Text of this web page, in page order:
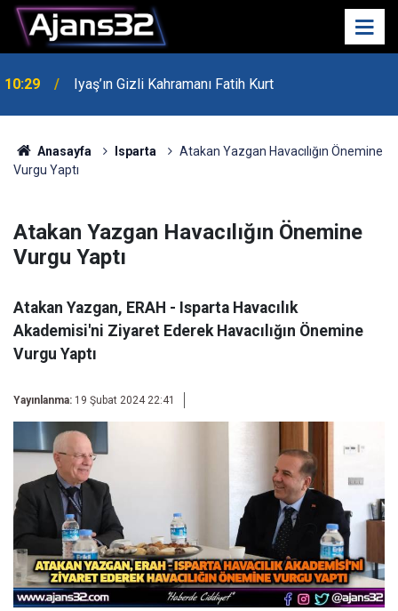
00:52 Isparta'da Asker Eğlencesinde Kavga Çıktı
Anasayfa Isparta
Atakan Yazgan Havacılığın Önemine
Vurgu Yaptı
Atakan Yazgan Havacılığın Önemine
Vurgu Yaptı
Atakan Yazgan, ERAH - Isparta Havacılık
Akademisi'ni Ziyaret Ederek Havacılığın Önemine
Vurgu Yaptı
Yayınlanma: 19 Şubat 2024 22:41